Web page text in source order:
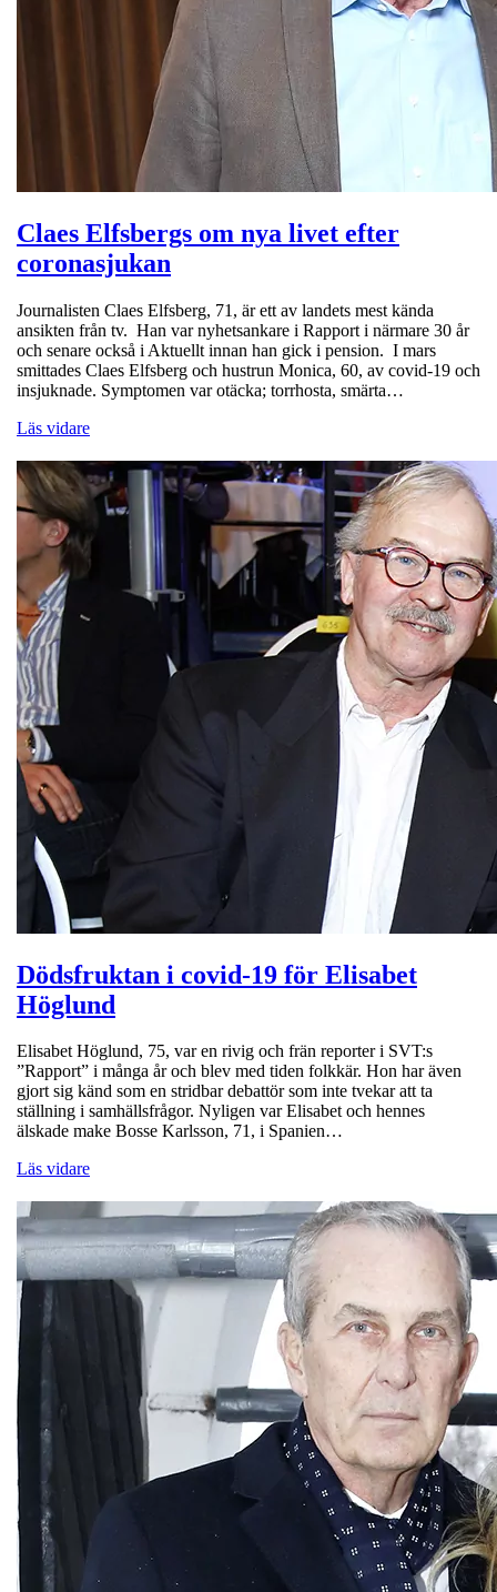
Claes Elfsbergs om nya livet efter
coronasjukan
Journalisten Claes Elfsberg, 71, är ett av landets mest kända
ansikten från tv. Han var nyhetsankare i Rapport i närmare 30 år
och senare också i Aktuellt innan han gick i pension. I mars
smittades Claes Elfsberg och hustrun Monica, 60, av covid-19 och
insjuknade. Symptomen var otäcka; torrhosta, smärta…
Läs vidare
Dödsfruktan i covid-19 för Elisabet
Höglund
Elisabet Höglund, 75, var en rivig och frän reporter i SVT:s
”Rapport” i många år och blev med tiden folkkär. Hon har även
gjort sig känd som en stridbar debattör som inte tvekar att ta
ställning i samhällsfrågor. Nyligen var Elisabet och hennes
älskade make Bosse Karlsson, 71, i Spanien…
Läs vidare